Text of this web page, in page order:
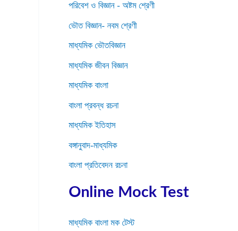
পরিবেশ ও বিজ্ঞান - অষ্টম শ্রেণী
ভৌত বিজ্ঞান- নবম শ্রেণী
মাধ্যমিক ভৌতবিজ্ঞান
মাধ্যমিক জীবন বিজ্ঞান
মাধ্যমিক বাংলা
বাংলা প্রবন্ধ রচনা
মাধ্যমিক ইতিহাস
বঙ্গানুবাদ-মাধ্যমিক
বাংলা প্রতিবেদন রচনা
Online Mock Test
মাধ্যমিক বাংলা মক টেস্ট